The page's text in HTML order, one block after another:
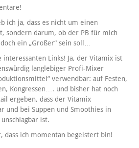
ich ja, dass es nicht um einen
sondern darum, ob der PB für mich
ein „Großer“ sein soll…
Links! Ja, der Vitamix ist
langlebiger Profi-Mixer
verwendbar: auf Festen,
Kongressen…. und bisher hat noch
ergeben, dass der Vitamix
und bei Suppen und Smoothies in
ist.
dass ich momentan begeistert bin!